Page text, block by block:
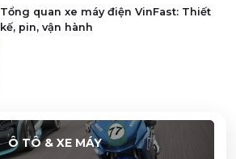
Tổng quan xe máy điện VinFast: Thiết
kế, pin, vận hành
Ô TÔ & XE MÁY